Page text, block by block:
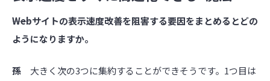
――Webサイトの表示速度改善を阻害する要因をまとめるとどの
ようになりますか。
孫 大きく次の3つに集約することができそうです。1つ目は